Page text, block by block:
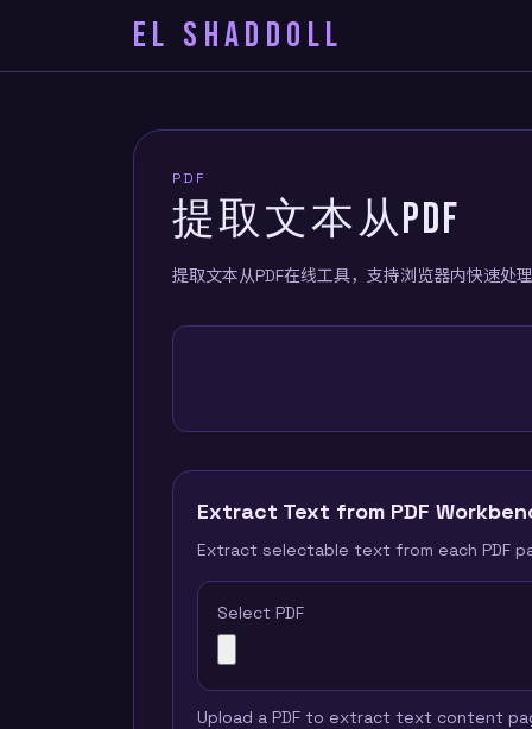
EL SHADDOLL
PDF
提取文本从PDF
提取文本从PDF在线工具，支持浏览器内快速处
Extract Text from PDF
Extract selectable text from each PDF
Select PDF
Upload a PDF to extract text content